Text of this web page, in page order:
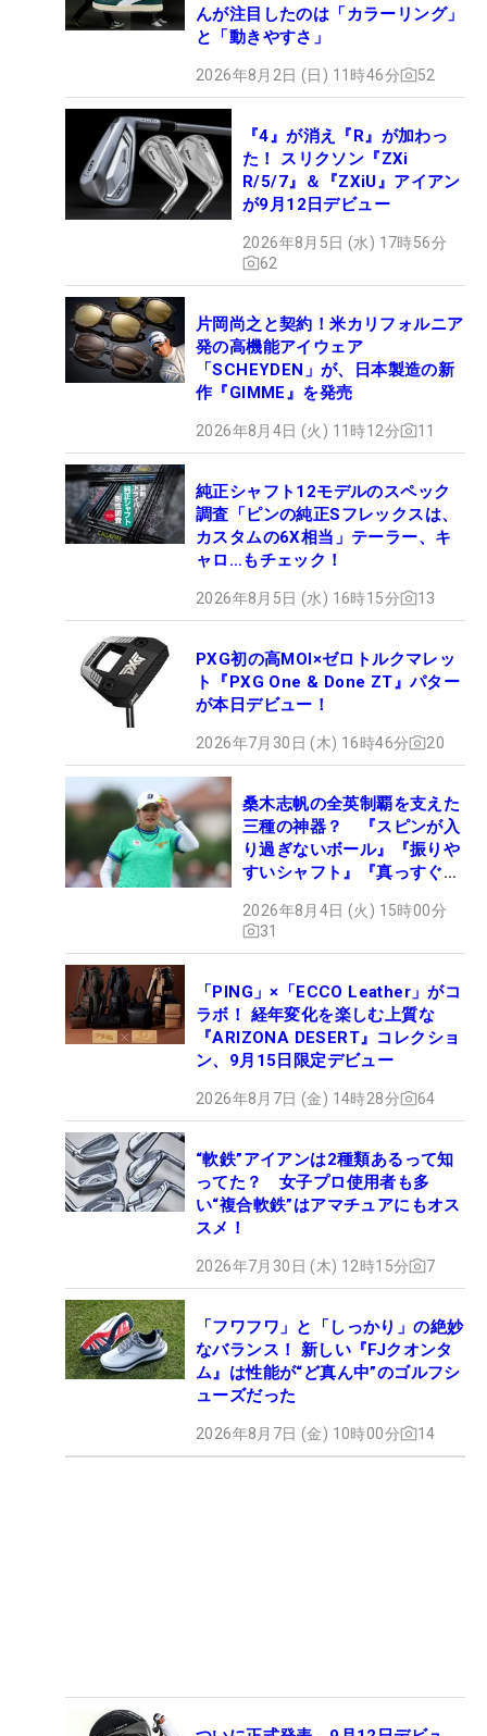
んが注目したのは「カラーリング」
と「動きやすさ」
2026年8月2日 (日) 11時46分 52
『4』が消え『R』が加わっ
た！ スリクソン『ZXi
R/5/7』＆『ZXiU』アイアン
が9月12日デビュー
2026年8月5日 (水) 17時56分
62
片岡尚之と契約！米カリフォルニア
発の高機能アイウェア
「SCHEYDEN」が、日本製造の新
作『GIMME』を発売
2026年8月4日 (火) 11時12分 11
純正シャフト12モデルのスペック
調査「ピンの純正Sフレックスは、
カスタムの6X相当」テーラー、キ
ャロ…もチェック！
2026年8月5日 (水) 16時15分 13
PXG初の高MOI×ゼロトルクマレッ
ト『PXG One & Done ZT』パター
が本日デビュー！
2026年7月30日 (木) 16時46分 20
桑木志帆の全英制覇を支えた
三種の神器？ 『スピンが入
り過ぎないボール』『振りや
すいシャフト』『真っすぐ飛
セッティング
2026年8月4日 (火) 15時00分
31
「PING」×「ECCO Leather」がコ
ラボ！ 経年変化を楽しむ上質な
『ARIZONA DESERT』コレクショ
ン、9月15日限定デビュー
2026年8月7日 (金) 14時28分 64
“軟鉄”アイアンは2種類あるって知
ってた？ 女子プロ使用者も多
い“複合軟鉄”はアマチュアにもオス
スメ！
2026年7月30日 (木) 12時15分 7
「フワフワ」と「しっかり」の絶妙
なバランス！ 新しい『FJクオンタ
ム』は性能が“ど真ん中”のゴルフシ
ューズだった
2026年8月7日 (金) 10時00分 14